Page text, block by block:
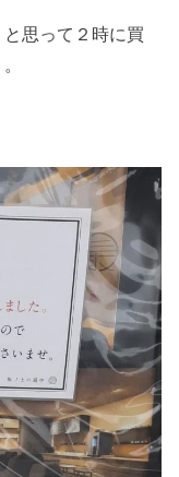
思って２時に買